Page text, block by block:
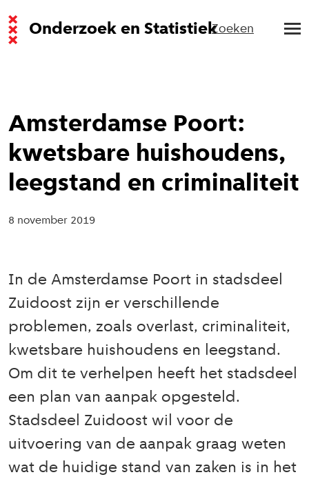
Onderzoek en StatistiekZoeken
Amsterdamse Poort:
kwetsbare huishoudens,
leegstand en criminaliteit
8 november 2019
In de Amsterdamse Poort in stadsdeel
Zuidoost zijn er verschillende
problemen, zoals overlast, criminaliteit,
kwetsbare huishoudens en leegstand.
Om dit te verhelpen heeft het stadsdeel
een plan van aanpak opgesteld.
Stadsdeel Zuidoost wil voor de
uitvoering van de aanpak graag weten
wat de huidige stand van zaken is in het